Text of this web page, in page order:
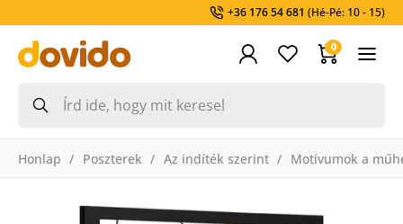
+36 176 54 681 (Hé-Pé: 10 - 15)
0
Honlap Poszterek Az indíték szerint Motívumok a